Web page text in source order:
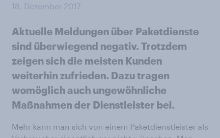
18. Dezember 2017
Aktuelle Meldungen über Paketdienste
sind überwiegend negativ. Trotzdem
zeigen sich die meisten Kunden
weiterhin zufrieden. Dazu tragen
womöglich auch ungewöhnliche
Maßnahmen der Dienstleister bei.
Mehr kann man sich von einem Paketdienstleister als